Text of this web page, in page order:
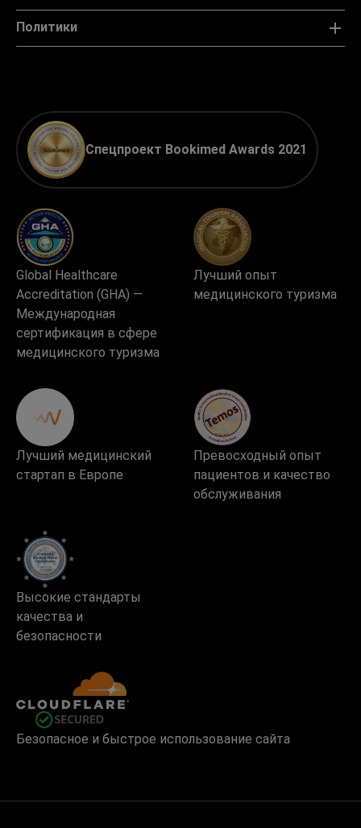
Политики
Спецпроект Bookimed Awards 2021
Global Healthcare
Accreditation (GHA) —
Международная
сертификация в сфере
медицинского туризма
Лучший опыт
медицинского туризма
Лучший медицинский
стартап в Европе
Превосходный опыт
пациентов и качество
обслуживания
Высокие стандарты
качества и
безопасности
Безопасное и быстрое использование сайта